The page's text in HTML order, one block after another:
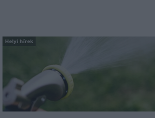
Helyi hírek